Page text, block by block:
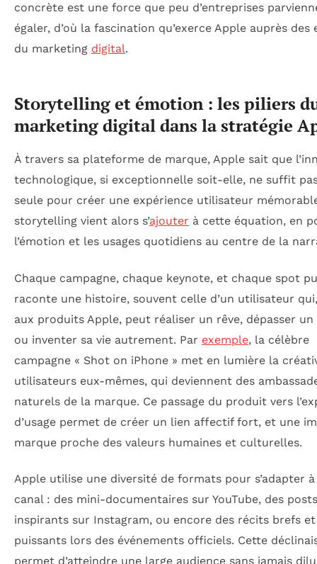
concrète est une force que peu d’entreprises
égaler, d’où la fascination qu’exerce Apple auprès des
du marketing digital.
Storytelling et émotion : les piliers
marketing digital dans la stratégie
À travers sa plateforme de marque, Apple sait que
technologique, si exceptionnelle soit-elle, ne suffit
seule pour créer une expérience utilisateur
storytelling vient alors s’ajouter à cette équation, en
l’émotion et les usages quotidiens au centre de la
Chaque campagne, chaque keynote, et chaque spot
raconte une histoire, souvent celle d’un utilisateur
aux produits Apple, peut réaliser un rêve, dépasser
ou inventer sa vie autrement. Par exemple, la célèbre
campagne « Shot on iPhone » met en lumière la
utilisateurs eux-mêmes, qui deviennent des
naturels de la marque. Ce passage du produit vers
d’usage permet de créer un lien affectif fort, et une
marque proche des valeurs humaines et culturelles.
Apple utilise une diversité de formats pour s’adapter
canal : des mini-documentaires sur YouTube, des
inspirants sur Instagram, ou encore des récits brefs et
puissants lors des événements officiels. Cette
permet d’atteindre une large audience sans jamais